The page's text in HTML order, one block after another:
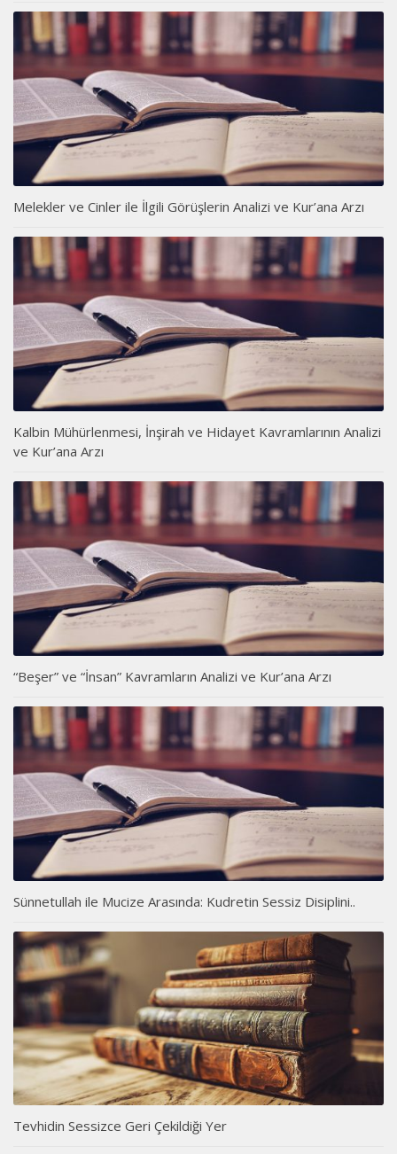
Melekler ve Cinler ile İlgili Görüşlerin Analizi ve Kur’ana Arzı
Kalbin Mühürlenmesi, İnşirah ve Hidayet Kavramlarının Analizi
ve Kur’ana Arzı
“Beşer” ve “İnsan” Kavramların Analizi ve Kur’ana Arzı
Sünnetullah ile Mucize Arasında: Kudretin Sessiz Disiplini..
Tevhidin Sessizce Geri Çekildiği Yer